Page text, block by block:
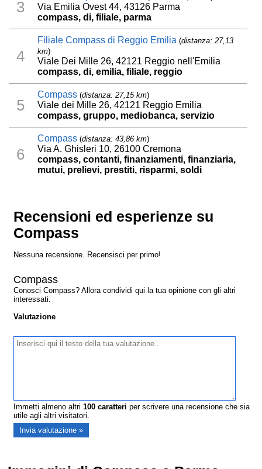
3
Via Emilia Ovest 44, 43126 Parma
compass, di, filiale, parma
4
Filiale Compass di Reggio Emilia (distanza: 27,13
km)
Viale Dei Mille 26, 42121 Reggio nell'Emilia
compass, di, emilia, filiale, reggio
5
Compass (distanza: 27,15 km)
Viale dei Mille 26, 42121 Reggio Emilia
compass, gruppo, mediobanca, servizio
6
Compass (distanza: 43,86 km)
Via A. Ghisleri 10, 26100 Cremona
compass, contanti, finanziamenti, finanziaria,
mutui, prelievi, prestiti, risparmi, soldi
Recensioni ed esperienze su
Compass
Nessuna recensione. Recensisci per primo!
Compass
Conosci Compass? Allora condividi qui la tua opinione con gli altri
interessati.
Valutazione
Immetti almeno altri100 caratteri per scrivere una recensione che sia
utile agli altri visitatori.